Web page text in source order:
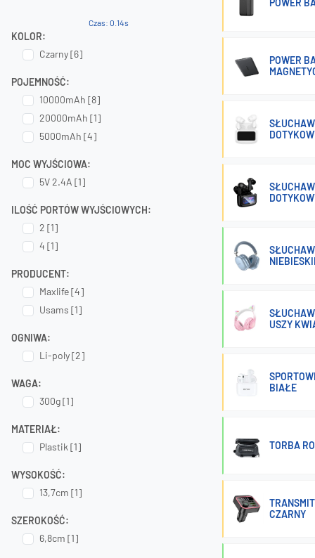
Czas: 0.14s
KOLOR:
Czarny [6]
POJEMNOŚĆ:
10000mAh [8]
20000mAh [1]
5000mAh [4]
MOC WYJŚCIOWA:
5V 2.4A [1]
ILOŚĆ PORTÓW WYJŚCIOWYCH:
2 [1]
4 [1]
PRODUCENT:
Maxlife [4]
Usams [1]
OGNIWA:
Li-poly [2]
WAGA:
300g [1]
MATERIAŁ:
Plastik [1]
WYSOKOŚĆ:
13,7cm [1]
SZEROKOŚĆ:
6,8cm [1]
POWER
POWER
USZY
BIAŁE
TORBA
CZARNY